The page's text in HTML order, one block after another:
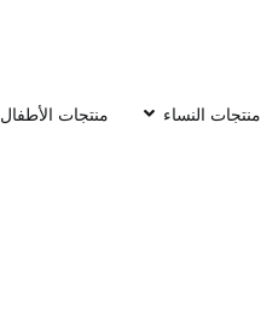
منتجات النساء منتجات الأطفال